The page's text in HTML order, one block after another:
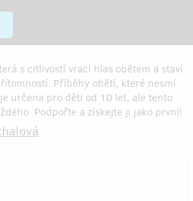
s citlivostí vrací hlas obětem a staví
Příběhy obětí, které nesmí
určena pro děti od 10 let, ale tento
Podpořte a získejte ji jako první!